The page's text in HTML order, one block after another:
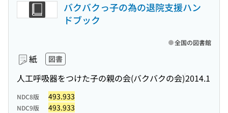
バクバクっ子の為の退院支援ハン
ドブック
紙 図書
人工呼吸器をつけた子の親の会(バクバクの会)2014.1
全国の図書館
NDC8版 493.933
NDC9版 493.933